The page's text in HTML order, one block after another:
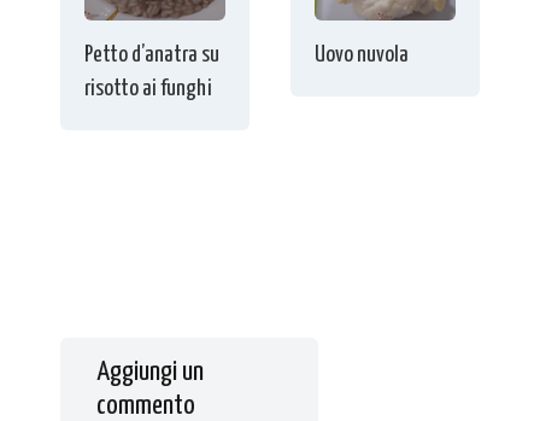
Petto d’anatra su
risotto ai funghi
Uovo nuvola
Aggiungi un
commento